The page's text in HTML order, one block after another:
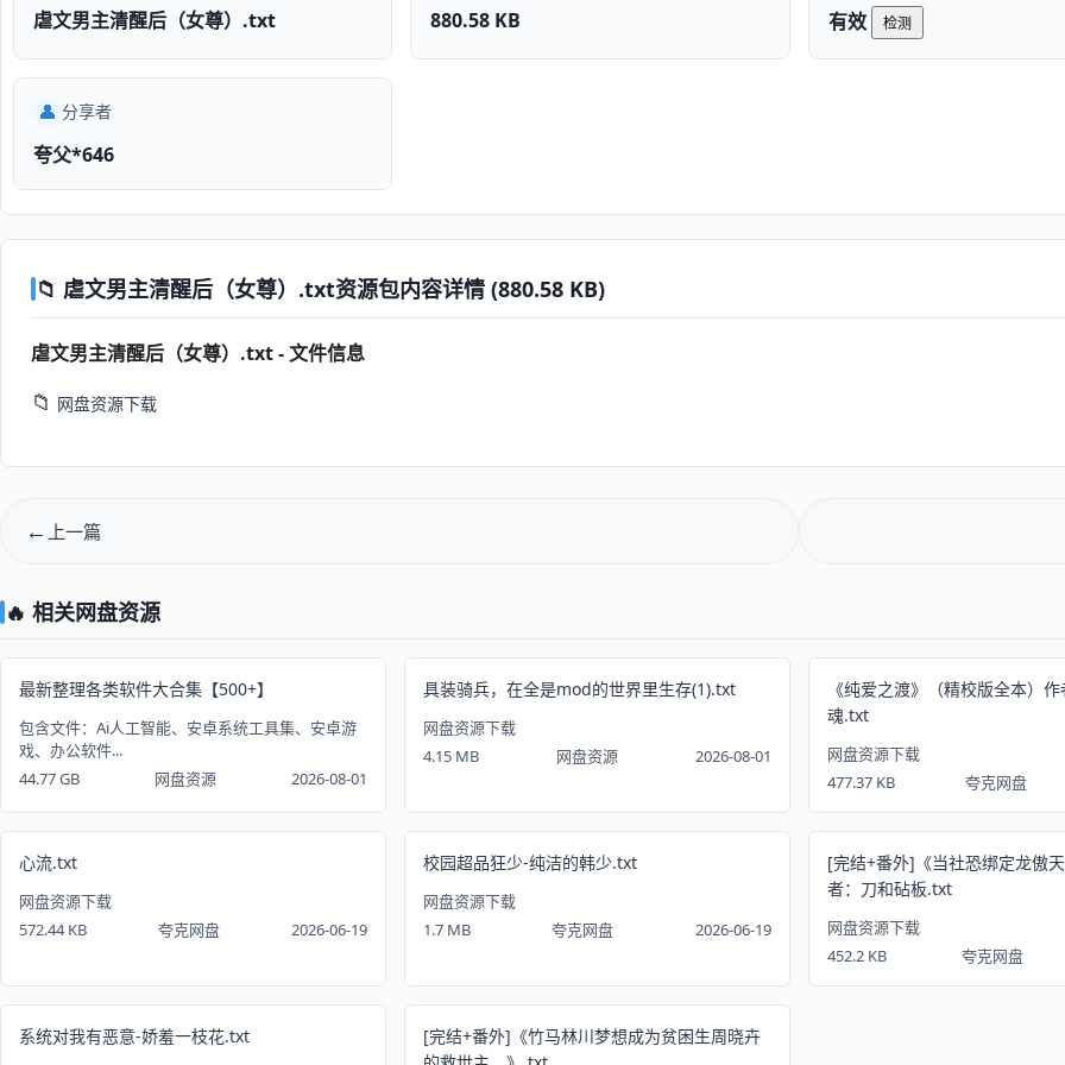
虐文男主清醒后（女尊）.txt 880.58 KB 有效 检测
👤 分享者
夸父*646
📁 虐文男主清醒后（女尊）.txt资源包内容详情 (880.58 KB)
虐文男主清醒后（女尊）.txt - 文件信息
📁 网盘资源下载
上一篇
🔥 相关网盘资源
最新整理各类软件大合集【500+】
包含文件：Ai人工智能、安卓系统工具集、安卓游
戏、办公软件...
44.77 GB
网盘资源 2026-08-01
具装骑兵，在全是mod的世界里生存(1).txt
网盘资源下载
4.15 MB
网盘资源 2026-08-01
《纯爱之渡》（精校版全本）
魂.txt
网盘资源下载
477.37 KB
夸克网盘
心流.txt
网盘资源下载
572.44 KB
夸克网盘 2026-06-19
校园超品狂少-纯洁的韩少.txt
网盘资源下载
1.7 MB
夸克网盘 2026-06-19
[完结+番外]《当社恐绑定龙傲
者：刀和砧板.txt
网盘资源下载
452.2 KB
夸克网盘
系统对我有恶意-娇羞一枝花.txt
[完结+番外]《竹马林川梦想成为贫困生周晓卉